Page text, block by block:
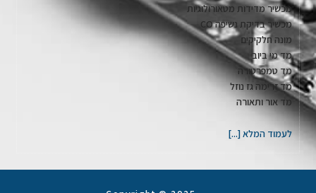
מכשיר מדידות מטאורולוגיות
מכשיר בדיקת נשיפה CO
מונה חלקיקים
מד מי ביוב
מד טמפרטורה
מד זרימה גז נוזל
מד אור ותאורה
לעמוד המלא [...]